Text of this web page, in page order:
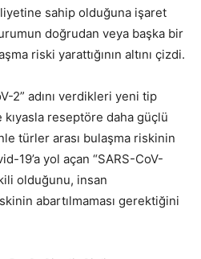
sahip olduğuna işaret
doğrudan veya başka bir
riski yarattığının altını çizdi.
2” adını verdikleri yeni tip
reseptöre daha güçlü
türler arası bulaşma riskinin
19’a yol açan “SARS-CoV-
olduğunu, insan
abartılmaması gerektiğini